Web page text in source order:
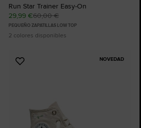
Run Star Trainer Easy-On
29,99 €60,00 €
PEQUEÑO ZAPATILLAS LOW TOP
2 colores disponibles
NOVEDAD
Añadir